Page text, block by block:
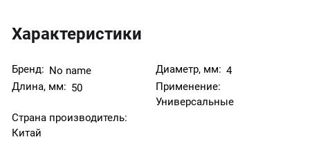
Характеристики
Бренд: No name Диаметр, мм: 4
Длина, мм: 50
Применение:
Универсальные
Страна производитель:
Китай